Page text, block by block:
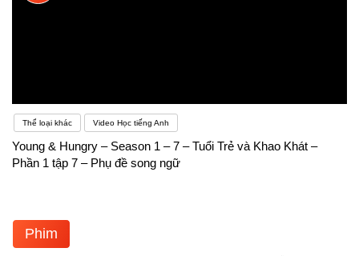
Thể loại khác Video Học tiếng Anh
Young & Hungry – Season 1 – 7 – Tuổi Trẻ và Khao Khát –
Phần 1 tập 7 – Phụ đề song ngữ
Phim